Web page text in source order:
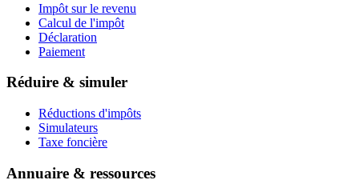
Impôt sur le revenu
Calcul de l'impôt
Déclaration
Paiement
Réduire & simuler
Réductions d'impôts
Simulateurs
Taxe foncière
Annuaire & ressources